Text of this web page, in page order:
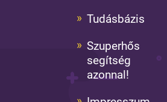
Tudásbázis
Szuperhős
segítség
azonnal!